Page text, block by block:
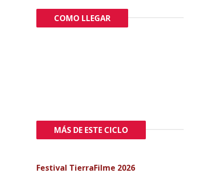
COMO LLEGAR
MÁS DE ESTE CICLO
Festival TierraFilme 2026